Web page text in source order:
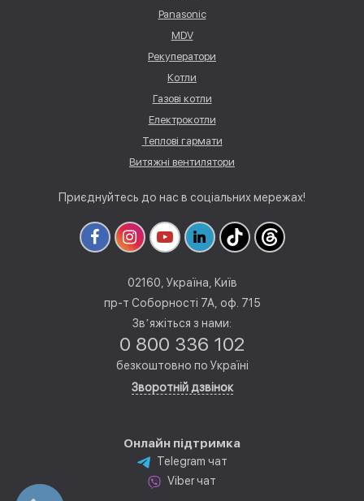
Panasonic
MDV
Рекуператори
Котли
Газові котли
Електрокотли
Теплові гармати
Витяжні вентилятори
Приєднуйтесь до нас в соціальних мережах!
02160, Україна, Київ
пр-т Соборності 7А, оф. 715
Звʼяжіться з нами:
0 800 336 102
безкоштовно по Україні
Зворотній дзвінок
Онлайн підтримка
Telegram чат
Viber чат